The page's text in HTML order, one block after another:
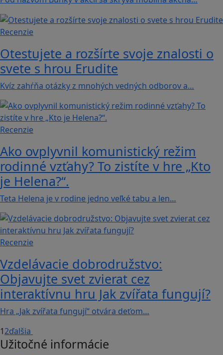
Recenzie
Otestujete a rozšírte svoje znalosti o
svete s hrou Erudite
Kvíz zahŕňa otázky z mnohých vedných odborov a…
Recenzie
Ako ovplyvnil komunistický režim
rodinné vzťahy? To zistíte v hre „Kto
je Helena?“.
Teta Helena je v rodine jedno veľké tabu a len…
Recenzie
Vzdelávacie dobrodružstvo:
Objavujte svet zvierat cez
interaktívnu hru Jak zvířata fungují?
Hra „Jak zvířata fungují“ otvára deťom…
12ďalšia
Užitočné informácie